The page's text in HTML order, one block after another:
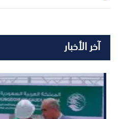
آخر الأخبار